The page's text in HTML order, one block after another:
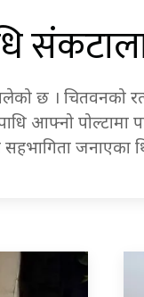
छ । चितवनको
आफ्नो पोल्टामा
सहभागिता जनाएका